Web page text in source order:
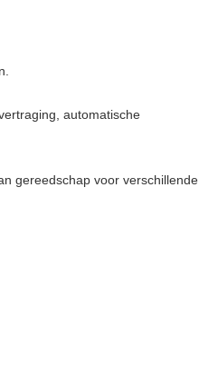
automatische
gereedschap voor verschillende